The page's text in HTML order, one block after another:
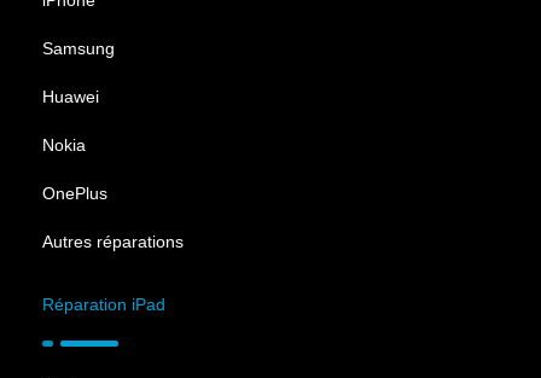
Samsung
Huawei
Nokia
OnePlus
Autres réparations
Réparation iPad